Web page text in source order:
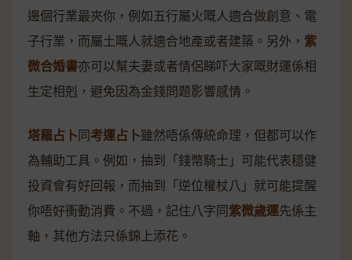
邊個行業最夾你，例如五行屬火嘅人適合做創意、電
子行業，而屬土嘅人就適合地產或者建築。另外， 紫
微合婚書亦可以幫夫妻或者情侶睇吓大家嘅財運係相
生定相剋，避免因為金錢問題影響感情。
塔羅占卜同考運占卜雖然唔係傳統命理，但都可以作
為輔助工具。例如，抽到「錢幣騎士」可能代表穩健
投資會有好回報，而抽到「逆位權杖八」就可能提醒
你唔好衝動消費。不過，記住八字同紫微歲運先係主
軸，其他方法只係錦上添花。